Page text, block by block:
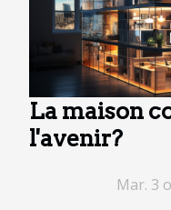
La maison
l'avenir?
Mar. 3